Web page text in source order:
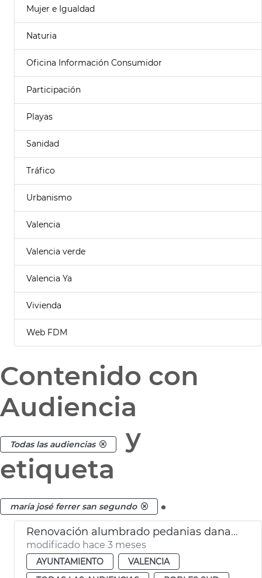
Mujer e Igualdad
Naturia
Oficina Información Consumidor
Participación
Playas
Sanidad
Tráfico
Urbanismo
Valencia
Valencia verde
Valencia Ya
Vivienda
Web FDM
Contenido con
Audiencia
Todas las audiencias
y
etiqueta
maría josé ferrer san segundo .
Renovación alumbrado pedanias dana València
modificado hace 3 meses
AYUNTAMIENTO
VALENCIA